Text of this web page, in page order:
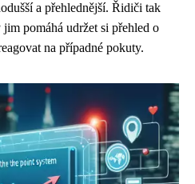
a přehlednější. Řidiči tak
pomáhá udržet si přehled o
na případné pokuty.